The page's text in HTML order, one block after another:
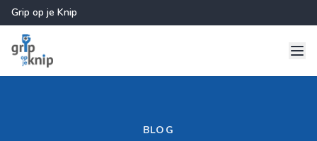
Grip op je Knip
BLOG